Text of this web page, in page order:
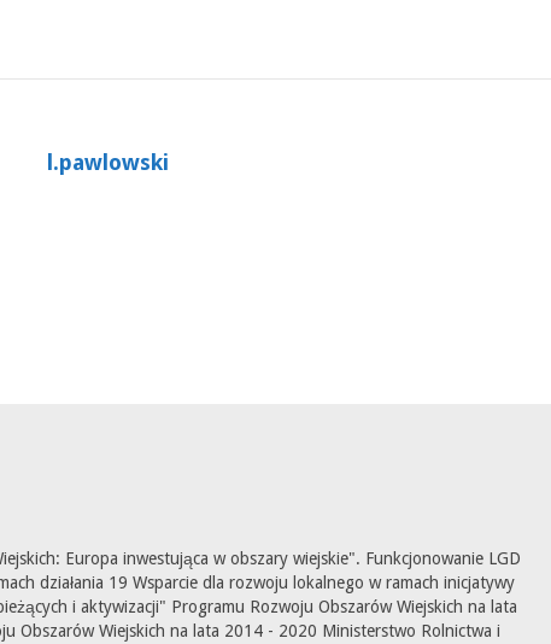
l.pawlowski
Europa inwestująca w obszary wiejskie". Funkcjonowanie LGD
działania 19 Wsparcie dla rozwoju lokalnego w ramach inicjatywy
i aktywizacji" Programu Rozwoju Obszarów Wiejskich na lata
Obszarów Wiejskich na lata 2014 - 2020 Ministerstwo Rolnictwa i